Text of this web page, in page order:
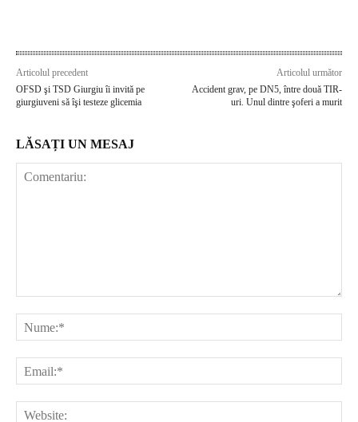
Articolul precedent
OFSD şi TSD Giurgiu îi invită pe
giurgiuveni să îşi testeze glicemia
Articolul următor
Accident grav, pe DN5, între două TIR-
uri. Unul dintre şoferi a murit
LĂSAȚI UN MESAJ